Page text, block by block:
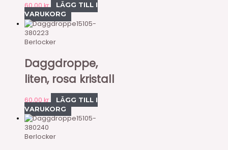
60,00kr
LÄGG TILL I
VARUKORG
15105-
380223
Berlocker
Daggdroppe,
liten, rosa kristall
60,00 kr
LÄGG TILL I
VARUKORG
15105-
380240
Berlocker